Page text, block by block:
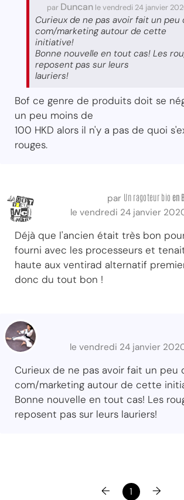
par Duncan le vendredi 24 janvier
Curieux de ne pas avoir fait un peu
com/marketing autour de cette
initiative!
Bonne nouvelle en tout cas! Les
reposent pas sur leurs
lauriers!
Bof ce genre de produits doit se
un peu moins de
100 HKD alors il n'y a pas de quoi
rouges.
par Un ragoteur bio en
le vendredi 24 janvier
Déjà que l'ancien était très bon
fourni avec les processeurs et
haute aux ventirad alternatif
donc du tout bon !
le vendredi 24 janvier
Curieux de ne pas avoir fait un peu
com/marketing autour de cette
Bonne nouvelle en tout cas! Les
reposent pas sur leurs lauriers!
← 1 →